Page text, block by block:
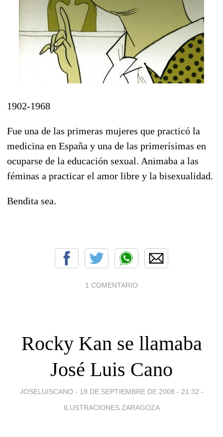
1902-1968
Fue una de las primeras mujeres que practicó la
medicina en España y una de las primerísimas en
ocuparse de la educación sexual. Animaba a las
féminas a practicar el amor libre y la bisexualidad.
Bendita sea.
1 COMENTARIO
Rocky Kan se llamaba
José Luis Cano
JOSELUISCANO - 18 DE SEPTIEMBRE DE 2008 - 21:32 -
ILUSTRACIONES ZARAGOZA